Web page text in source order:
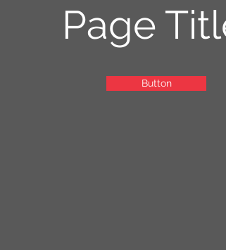
Page
Button